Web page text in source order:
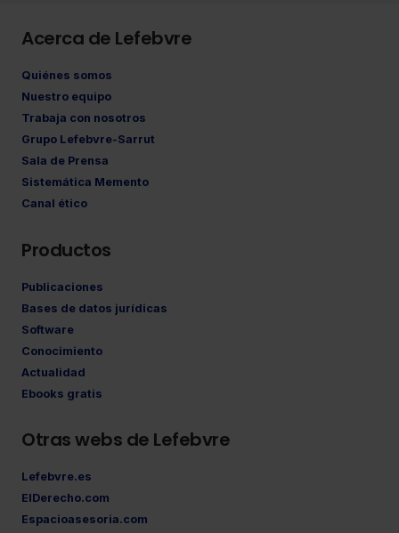
Acerca de Lefebvre
Quiénes somos
Nuestro equipo
Trabaja con nosotros
Grupo Lefebvre-Sarrut
Sala de Prensa
Sistemática Memento
Canal ético
Productos
Publicaciones
Bases de datos jurídicas
Software
Conocimiento
Actualidad
Ebooks gratis
Otras webs de Lefebvre
Lefebvre.es
ElDerecho.com
Espacioasesoria.com